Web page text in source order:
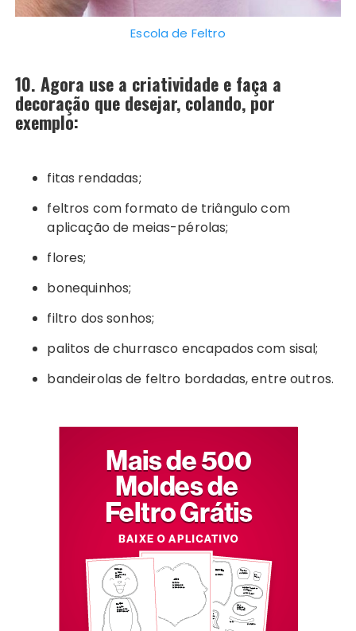
Escola de Feltro
10. Agora use a criatividade e faça a
decoração que desejar, colando, por
exemplo:
fitas rendadas;
feltros com formato de triângulo com
aplicação de meias-pérolas;
flores;
bonequinhos;
filtro dos sonhos;
palitos de churrasco encapados com sisal;
bandeirolas de feltro bordadas, entre outros.